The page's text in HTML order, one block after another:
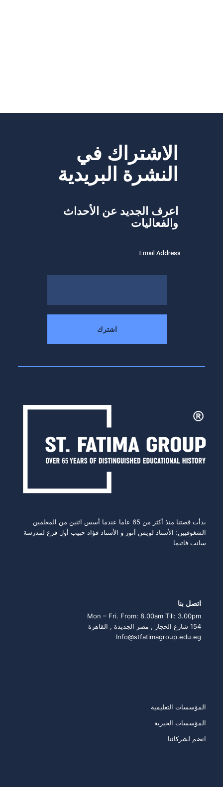
الاشتراك في
النشرة البريدية
اعرف الجديد عن الأحداث
والفعاليات
بدأت قصتنا منذ أكثر من 65 عاما عندما أسس اثنين من المعلمين
الشغوفيين؛ الأستاذ لويس أنور و الأستاذ فؤاد حبيب أول فرع لمدرسة
سانت فاتيما
اتصل بنا
Mon – Fri. From: 8.00am Till: 3.00pm
154 شارع الحجاز , مصر الجديدة , القاهرة
Info@stfatimagroup.edu.eg
المؤسسات التعليمية
المؤسسات الخيرية
انضم لشركائنا